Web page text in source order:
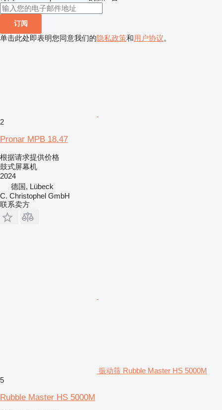
订阅
单击此处即表明您同意我们的隐私政策和用户协议。
2
Pronar MPB 18.47
根据请求提供价格
鼓式屏幕机
2024
德国, Lübeck
C. Christophel GmbH
联系卖方
振动筛 Rubble Master HS 5000M
5
Rubble Master HS 5000M